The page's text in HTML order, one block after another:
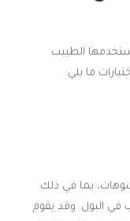
الطبيب
ما يلي:
بما في ذلك
في البول. وقد يقوم